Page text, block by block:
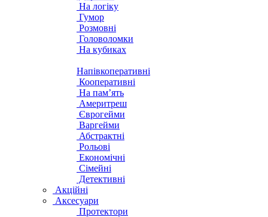
На логіку
Гумор
Розмовні
Головоломки
На кубиках
Напівкоперативні
Кооперативні
На пам’ять
Америтреш
Єврогейми
Варгейми
Абстрактні
Рольові
Економічні
Сімейні
Детективні
Акційні
Аксесуари
Протектори